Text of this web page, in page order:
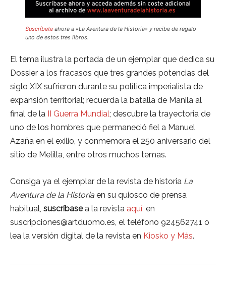
Suscríbete ahora a «La Aventura de la Historia» y recibe de regalo
uno de estos tres libros.
El tema ilustra la portada de un ejemplar que dedica su
Dossier a los fracasos que tres grandes potencias del
siglo XIX sufrieron durante su política imperialista de
expansión territorial; recuerda la batalla de Manila al
final de la
II Guerra Mundial; descubre la trayectoria de
uno de los hombres que permaneció fiel a Manuel
Azaña en el exilio, y conmemora el 250 aniversario del
sitio de Melilla, entre otros muchos temas.
Consiga ya el ejemplar de la revista de historia La
Aventura de la Historia en su quiosco de prensa
habitual, suscríbasea la revista aquí, en
suscripciones@artduomo.es, el teléfono 924562741 o
lea la versión digital de la revista en Kiosko y Más.